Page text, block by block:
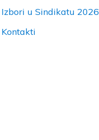
Izbori u Sindikatu 2026
Kontakti